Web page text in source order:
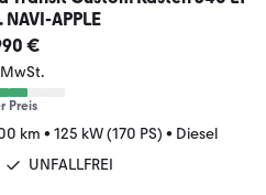
NAVI-APPLE
€
MwSt.
Preis
km • 125 kW (170 PS) • Diesel
UNFALLFREI